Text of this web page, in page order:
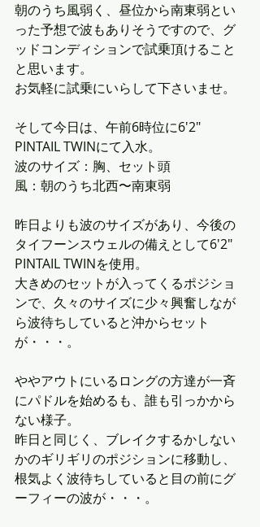
朝のうち風弱く、昼位から南東弱とい
った予想で波もありそうですので、グ
ッドコンディションで試乗頂けること
と思います。
お気軽に試乗にいらして下さいませ。
そして今日は、午前6時位に6'2"
PINTAIL TWINにて入水。
波のサイズ：胸、セット頭
風：朝のうち北西〜南東弱
昨日よりも波のサイズがあり、今後の
タイフーンスウェルの備えとして6'2"
PINTAIL TWINを使用。
大きめのセットが入ってくるポジショ
ンで、久々のサイズに少々興奮しなが
ら波待ちしていると沖からセット
が・・・。
ややアウトにいるロングの方達が一斉
にパドルを始めるも、誰も引っかから
ない様子。
昨日と同じく、ブレイクするかしない
かのギリギリのポジションに移動し、
根気よく波待ちしていると目の前にグ
ーフィーの波が・・・。